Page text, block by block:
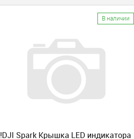
В наличии
!DJI Spark Крышка LED индикатора